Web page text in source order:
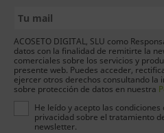
ACOSETO DIGITAL, SLU como
datos con la finalidad de remitirte la
comerciales sobre los servicios y
presente web. Puedes acceder,
ejercer otros derechos consultando la
sobre protección de datos en nuestra
He leído y acepto las
privacidad sobre el tratamiento
newsletter.